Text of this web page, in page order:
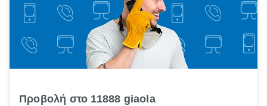
Προβολή στο 11888 giaola